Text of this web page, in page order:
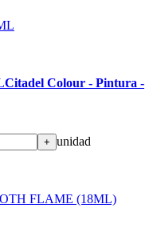
Citadel Colour - Pintura -
+ unidad